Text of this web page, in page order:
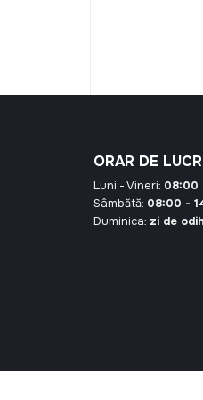
ORAR DE
Luni - Vineri: 08:00
Sâmbătă: 08:00 -
Duminica: zi de